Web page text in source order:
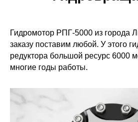
Гидромотор РПГ-5000 из города
заказу поставим любой. У этого
редуктора большой ресурс 6000
многие годы работы.